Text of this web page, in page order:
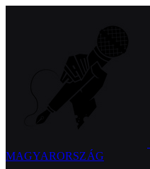
MAGYARORSZÁG